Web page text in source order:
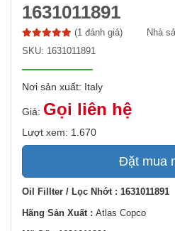
1631011891
(1 đánh giá) Nhà
SKU: 1631011891
Nơi sản xuất: Italy
Giá: Gọi liên hệ
Lượt xem: 1.670
Đặt mua
Oil Fillter / Lọc Nhớt : 1631011891
Hãng Sản Xuất : Atlas Copco